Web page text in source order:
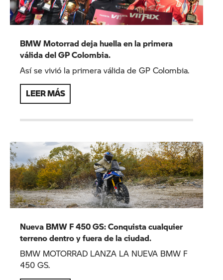
BMW Motorrad deja huella en la primera
válida del GP Colombia.
Así se vivió la primera válida de GP Colombia.
LEER MÁS
Nueva BMW F 450 GS: Conquista cualquier
terreno dentro y fuera de la ciudad.
BMW MOTORRAD LANZA LA NUEVA BMW F
450 GS.